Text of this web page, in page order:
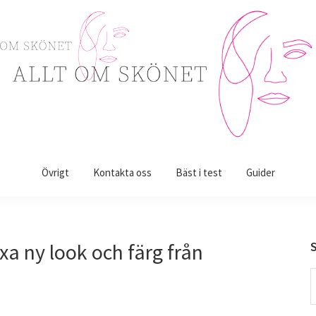
Övrigt Kontakta oss Bäst i test Guider
ny look och färg från